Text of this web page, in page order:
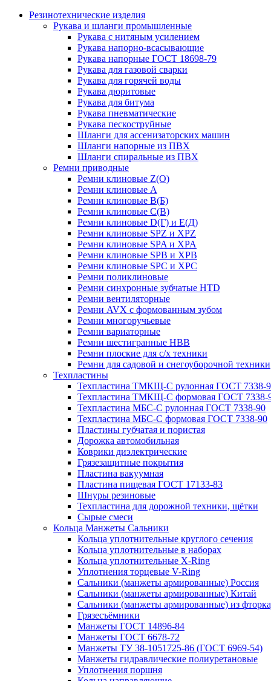
Резинотехнические изделия
Рукава и шланги промышленные
Рукава с нитяным усилением
Рукава напорно-всасывающие
Рукава напорные ГОСТ 18698-79
Рукава для газовой сварки
Рукава для горячей воды
Рукава дюритовые
Рукава для битума
Рукава пневматические
Рукава пескоструйные
Шланги для ассенизаторских машин
Шланги напорные из ПВХ
Шланги спиральные из ПВХ
Ремни приводные
Ремни клиновые Z(О)
Ремни клиновые А
Ремни клиновые В(Б)
Ремни клиновые С(В)
Ремни клиновые D(Г) и Е(Д)
Ремни клиновые SPZ и XPZ
Ремни клиновые SPA и XPA
Ремни клиновые SPB и XPB
Ремни клиновые SPC и XPC
Ремни поликлиновые
Ремни синхронные зубчатые HTD
Ремни вентиляторные
Ремни AVX с формованным зубом
Ремни многоручьевые
Ремни вариаторные
Ремни шестигранные HBB
Ремни плоские для с/х техники
Ремни для садовой и снегоуборочной техники
Техпластины
Техпластина ТМКЩ-С рулонная ГОСТ 7338-
Техпластина ТМКЩ-С формовая ГОСТ 7338-
Техпластина МБС-С рулонная ГОСТ 7338-90
Техпластина МБС-С формовая ГОСТ 7338-90
Пластины губчатая и пористая
Дорожка автомобильная
Коврики диэлектрические
Грязезащитные покрытия
Пластина вакуумная
Пластина пищевая ГОСТ 17133-83
Шнуры резиновые
Техпластина для дорожной техники, щётки
Сырые смеси
Кольца Манжеты Сальники
Кольца уплотнительные круглого сечения
Кольца уплотнительные в наборах
Кольца уплотнительные Х-Ring
Уплотнения торцевые V-Ring
Сальники (манжеты армированные) Россия
Сальники (манжеты армированные) Китай
Сальники (манжеты армированные) из
Грязесъёмники
Манжеты ГОСТ 14896-84
Манжеты ГОСТ 6678-72
Манжеты ТУ 38-1051725-86 (ГОСТ 6969-54)
Манжеты гидравлические полиуретановые
Уплотнения поршня